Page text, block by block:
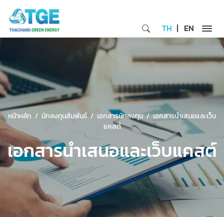
TH EN
หน้าหลัก นักลงทุนสัมพันธ์ เอกสารนักลงทุน
เอกสารนำเสนอและเว็บ
แคสต์
เอกสารนำเสนอและเว็บแคสต์